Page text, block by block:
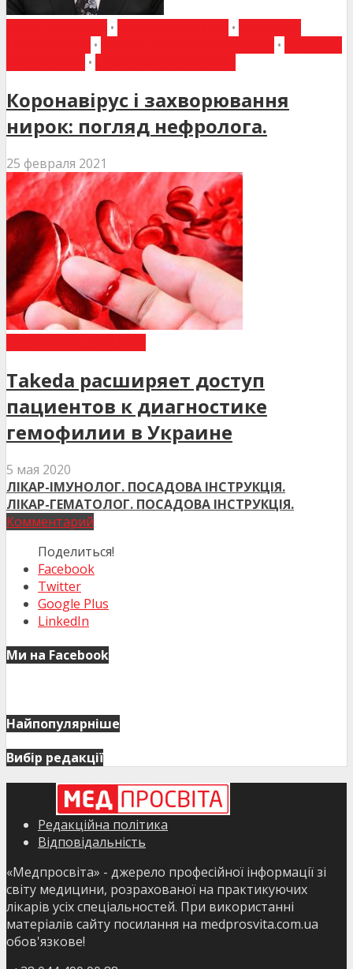
• •
• •
•
Коронавірус і захворювання
нирок: погляд нефролога.
25 февраля 2021
Takeda расширяет доступ
пациентов к диагностике
гемофилии в Украине
5 мая 2020
ЛІКАР-ІМУНОЛОГ. ПОСАДОВА ІНСТРУКЦІЯ.
ЛІКАР-ГЕМАТОЛОГ. ПОСАДОВА ІНСТРУКЦІЯ.
Комментарий
Поделиться!
Facebook
Twitter
Google Plus
LinkedIn
Ми на Facebook
Найпопулярніше
Вибір редакції
Редакційна політика
Відповідальність
«Медпросвіта» - джерело професійної інформації зі
світу медицини, розрахованої на практикуючих
лікарів усіх спеціальностей. При використанні
матеріалів сайту посилання на medprosvita.com.ua
обов'язкове!